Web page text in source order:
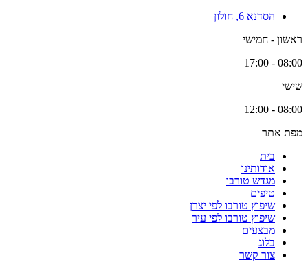
הסדנא 6, חולון
ראשון - חמישי
08:00 - 17:00
שישי
08:00 - 12:00
מפת אתר
בית
אודותינו
מגדש טורבו
טיפים
שיפוץ טורבו לפי יצרן
שיפוץ טורבו לפי עיר
מבצעים
בלוג
צור קשר